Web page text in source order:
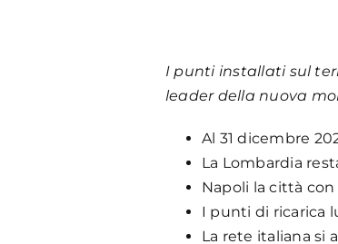
I punti installati sul
leader della nuova
Al 31 dicembre
La Lombardia
Napoli la città
I punti di ricarica
La rete italiana si